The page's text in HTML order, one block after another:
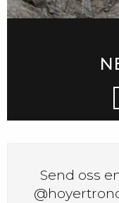
Send oss